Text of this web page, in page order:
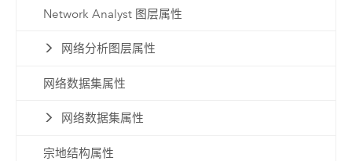
Network Analyst 图层属性
网络分析图层属性
网络数据集属性
网络数据集属性
宗地结构属性